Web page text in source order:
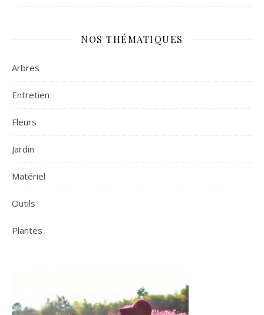
NOS THÉMATIQUES
Arbres
Entretien
Fleurs
Jardin
Matériel
Outils
Plantes